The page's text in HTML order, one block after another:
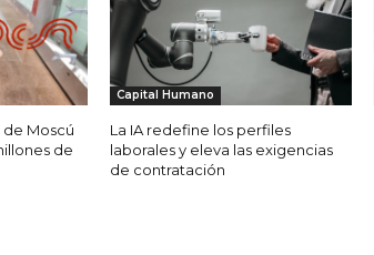
de Moscú
de
Capital Humano
La IA redefine los perfiles
laborales y eleva las exigencias
de contratación